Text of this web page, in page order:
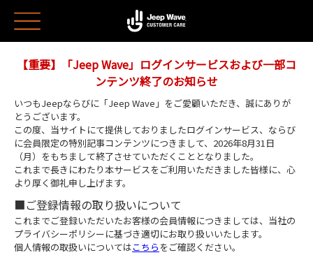
【重要】「Jeep Wave」ログインサービスおよび一部コ
ンテンツ終了のお知らせ
いつもJeepならびに「Jeep Wave」をご愛顧いただき、誠にありが
とうございます。
この度、当サイトにて提供しておりましたログインサービス、ならび
に会員限定の特別記事コンテンツにつきまして、 2026年8月31日
（月）をもちまして終了させていただくこととなりました。
これまで長きにわたり本サービスをご利用いただきました皆様に、心
より厚く御礼申し上げます。
■ご登録情報の取り扱いについて
これまでご登録いただいたお客様の会員情報につきましては、当社の
プライバシーポリシーに基づき適切にお取り扱いいたします。
個人情報の取扱いについてはこちら をご確認ください。